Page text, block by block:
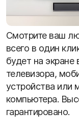
Смотрите ваш
всего в один
будет на экране
телевизора,
устройства или
компьютера.
гарантировано.